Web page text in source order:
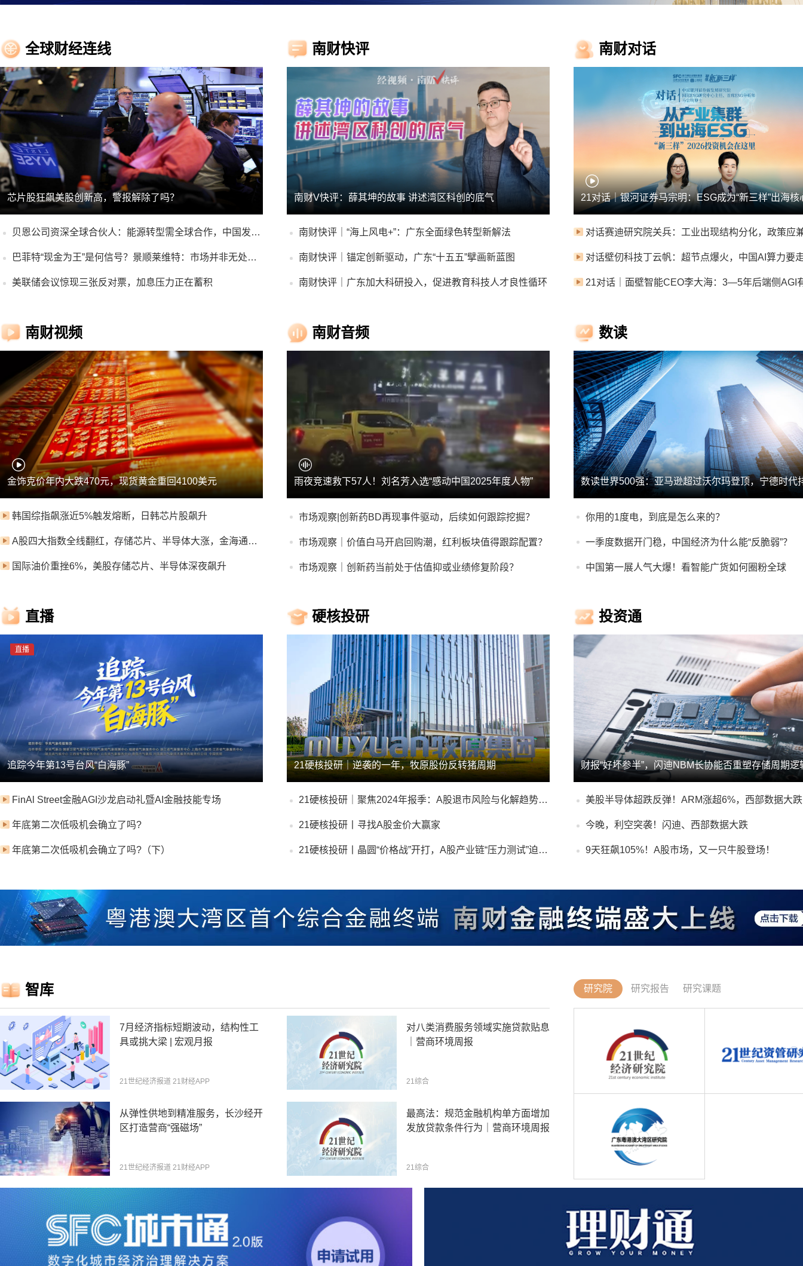
高盛、淡马锡出动！外资密集调研硬科技，谁最
“吸睛”？
人气牛股封单一度超190万手！网络安全板块异
动，关注三大主线
全球财经连线
芯片股狂飙美股创新高，警报解除了吗？
贝恩公司资深全球合伙人：能源转型需全球合作，中国发展受关注
巴菲特“现金为王”是何信号？景顺莱维特：市场并非无处可投
美联储会议惊现三张反对票，加息压力正在蓄积
南财快评
南财V快评：薛其坤的故事 讲述湾区科创的底气
南财快评｜“海上风电+”：广东全面绿色转型新解法
南财快评｜锚定创新驱动，广东“十五五”擘画新蓝图
南财快评｜广东加大科研投入，促进教育科技人才良性循环
南财对话
21对话｜面壁智能CEO李大海：3—5年后端侧AGI
南财视频
金饰克价年内大跌470元，现货黄金重回4100美元
韩国综指飙涨近5%触发熔断，日韩芯片股飙升
A股四大指数全线翻红，存储芯片、半导体大涨，金海通涨停
国际油价重挫6%，美股存储芯片、半导体深夜飙升
南财音频
雨夜竞速救下57人！刘名芳入选“感动中国2025年度人物”
市场观察|创新药BD再现事件驱动，后续如何跟踪挖掘？
市场观察｜价值白马开启回购潮，红利板块值得跟踪配置？
市场观察｜创新药当前处于估值抑或业绩修复阶段？
数读
你用的1度电，到底是怎么来的？
一季度数据开门稳，中国经济为什么能“反脆弱”？
中国第一展人气大爆！看智能广货如何圈粉全球
直播
追踪今年第13号台风“白海豚”
FinAl Street金融AGI沙龙启动礼暨AI金融技能专场
年底第二次低吸机会确立了吗?
年底第二次低吸机会确立了吗?（下）
硬核投研
21硬核投研｜逆袭的一年，牧原股份反转猪周期
21硬核投研｜聚焦2024年报季：A股退市风险与化解趋势报告
21硬核投研丨寻找A股金价大赢家
21硬核投研丨晶圆“价格战”开打，A股产业链“压力测试”迫在眉睫
投资通
财报“好坏参半”，闪迪NBM长协能否重塑存储周期逻
今晚，利空突袭！闪迪、西部数据大跌
9天狂飙105%！A股市场，又一只牛股登场！
智库
7月经济指标短期波动，结构性工
具或挑大梁 | 宏观月报
21世纪经济报道 21财经APP
对八类消费服务领域实施贷款贴息
｜营商环境周报
21综合
从弹性供地到精准服务，长沙经开
区打造营商“强磁场”
21世纪经济报道 21财经APP
最高法：规范金融机构单方面增加
发放贷款条件行为｜营商环境周报
21综合
研究院 研究报告 研究课题